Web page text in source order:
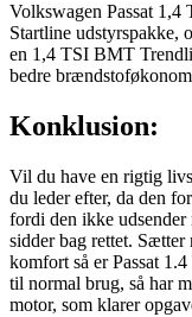
Volkswagen Passat 1,4
Startline udstyrspakke,
en 1,4 TSI BMT
bedre
Konklusion:
Vil du have en rigtig
du leder efter, da den
fordi den ikke udsender
sidder bag rettet. Sætter
komfort så er Passat
til normal brug, så har
motor, som klarer